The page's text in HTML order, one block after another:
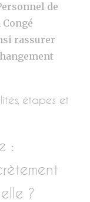
de
rassurer
étapes et
:
?